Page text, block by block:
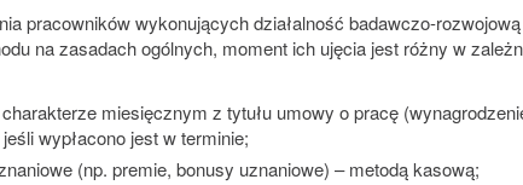
pracowników wykonujących działalność badawczo-
na zasadach ogólnych, moment ich ujęcia jest różny w
miesięcznym z tytułu umowy o pracę
wypłacono jest w terminie;
(np. premie, bonusy uznaniowe) – metodą kasową;